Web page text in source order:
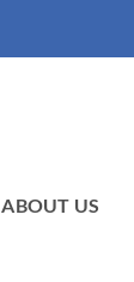
ABOUT US